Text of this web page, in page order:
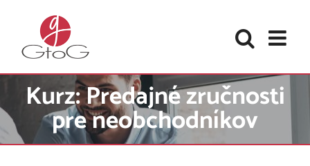
content
Kurz: Predajné zručnosti
pre neobchodníkov